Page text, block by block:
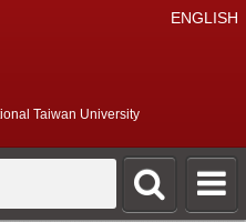
ENGLISH
Taiwan University